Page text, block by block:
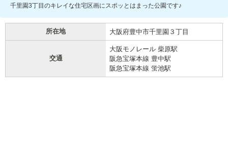
千里園3丁目のキレイな住宅区画にスポッとはまった公園です♪
所在地 大阪府豊中市千里園３丁目
交通
大阪モノレール 柴原駅
阪急宝塚本線 豊中駅
阪急宝塚本線 蛍池駅